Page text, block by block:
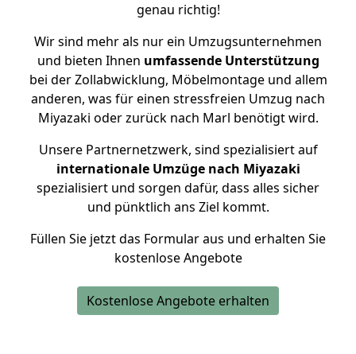
genau richtig!
Wir sind mehr als nur ein Umzugsunternehmen
und bieten Ihnen umfassende Unterstützung
bei der Zollabwicklung, Möbelmontage und allem
anderen, was für einen stressfreien Umzug nach
Miyazaki oder zurück nach Marl benötigt wird.
Unsere Partnernetzwerk, sind spezialisiert auf
internationale Umzüge nach Miyazaki
spezialisiert und sorgen dafür, dass alles sicher
und pünktlich ans Ziel kommt.
Füllen Sie jetzt das Formular aus und erhalten Sie
kostenlose Angebote
Kostenlose Angebote erhalten